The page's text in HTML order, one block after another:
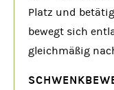
Platz und
bewegt sich
gleichmäßig